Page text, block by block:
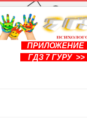
ПРИЛОЖЕНИЕ
ГДЗ 7 ГУРУ >>